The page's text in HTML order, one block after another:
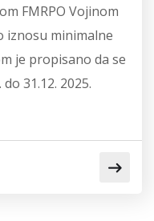
FMRPO Vojinom
iznosu minimalne
je propisano da se
31.12. 2025.